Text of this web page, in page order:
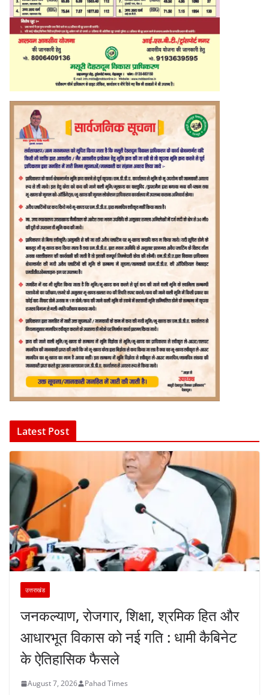
Latest Post
उत्तराखंड
जनकल्याण, रोजगार, शिक्षा, श्रमिक हित और
आधारभूत विकास को नई गति : धामी कैबिनेट
के ऐतिहासिक फैसले
August 7, 2026 Pahad Times